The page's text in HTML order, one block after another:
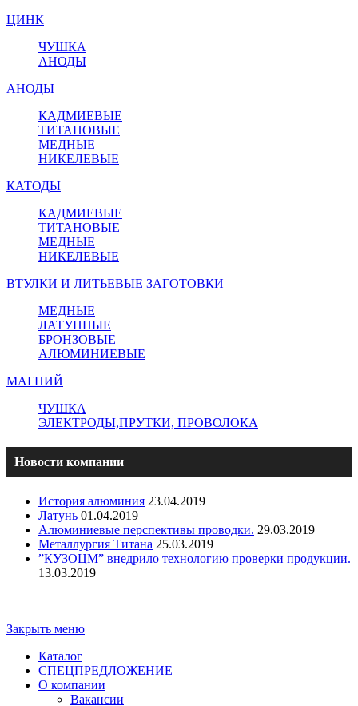
ЦИНК
ЧУШКА
АНОДЫ
АНОДЫ
КАДМИЕВЫЕ
ТИТАНОВЫЕ
МЕДНЫЕ
НИКЕЛЕВЫЕ
КАТОДЫ
КАДМИЕВЫЕ
ТИТАНОВЫЕ
МЕДНЫЕ
НИКЕЛЕВЫЕ
ВТУЛКИ И ЛИТЬЕВЫЕ ЗАГОТОВКИ
МЕДНЫЕ
ЛАТУННЫЕ
БРОНЗОВЫЕ
АЛЮМИНИЕВЫЕ
МАГНИЙ
ЧУШКА
ЭЛЕКТРОДЫ,ПРУТКИ, ПРОВОЛОКА
Новости компании
История алюминия 23.04.2019
Латунь 01.04.2019
Алюминиевые перспективы проводки. 29.03.2019
Металлургия Титана 25.03.2019
”КУЗОЦМ” внедрило технологию проверки продукции.
13.03.2019
Закрыть меню
Каталог
СПЕЦПРЕДЛОЖЕНИЕ
О компании
Вакансии